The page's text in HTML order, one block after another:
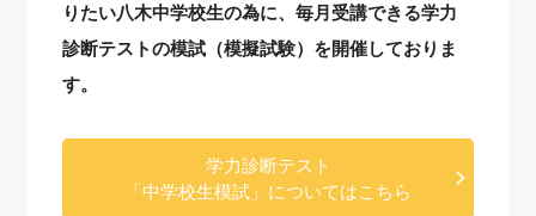
りたい八木中学校生の為に、毎月受講できる学力
診断テストの模試（模擬試験）を開催しておりま
す。
学力診断テスト
「中学校生模試」についてはこちら